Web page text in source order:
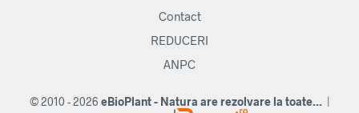
Contact
REDUCERI
ANPC
© 2010 - 2026 eBioPlant - Natura are rezolvare la toate... |